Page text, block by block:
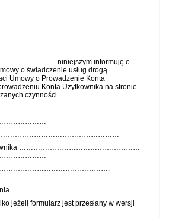
niniejszym informuję o
o świadczenie usług drogą
Umowy o Prowadzenie Konta
Konta Użytkownika na stronie
czynności
……………………………………………
……………………………………………
……………………………………………
jeżeli formularz jest przesłany w wersji